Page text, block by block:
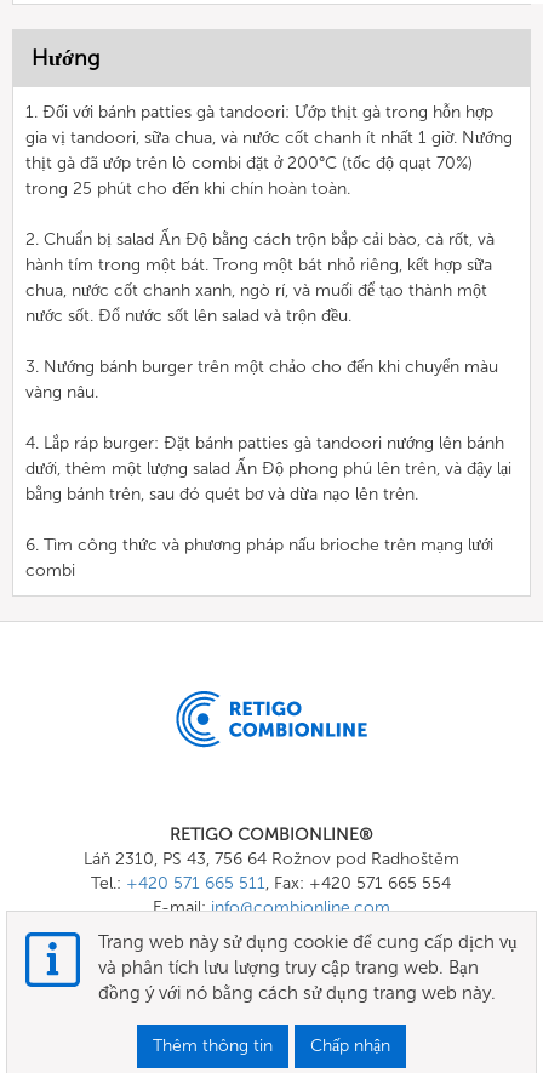
Hướng
1. Đối với bánh patties gà tandoori: Ướp thịt gà trong hỗn hợp
gia vị tandoori, sữa chua, và nước cốt chanh ít nhất 1 giờ. Nướng
thịt gà đã ướp trên lò combi đặt ở 200°C (tốc độ quạt 70%)
trong 25 phút cho đến khi chín hoàn toàn.
2. Chuẩn bị salad Ấn Độ bằng cách trộn bắp cải bào, cà rốt, và
hành tím trong một bát. Trong một bát nhỏ riêng, kết hợp sữa
chua, nước cốt chanh xanh, ngò rí, và muối để tạo thành một
nước sốt. Đổ nước sốt lên salad và trộn đều.
3. Nướng bánh burger trên một chảo cho đến khi chuyển màu
vàng nâu.
4. Lắp ráp burger: Đặt bánh patties gà tandoori nướng lên bánh
dưới, thêm một lượng salad Ấn Độ phong phú lên trên, và đậy lại
bằng bánh trên, sau đó quét bơ và dừa nạo lên trên.
6. Tìm công thức và phương pháp nấu brioche trên mạng lưới
combi
RETIGO COMBIONLINE®
Láň 2310, PS 43, 756 64 Rožnov pod Radhoštěm
Tel.: +420 571 665 511, Fax: +420 571 665 554
E-mail:info@combionline.com
OnlineMenu
CÁC ĐIỀU KHOẢN VÀ ĐIỀU KIỆN
Trang web này sử dụng cookie để cung cấp dịch vụ
và phân tích lưu lượng truy cập trang web. Bạn
đồng ý với nó bằng cách sử dụng trang web này.
Thêm thông tin Chấp nhận